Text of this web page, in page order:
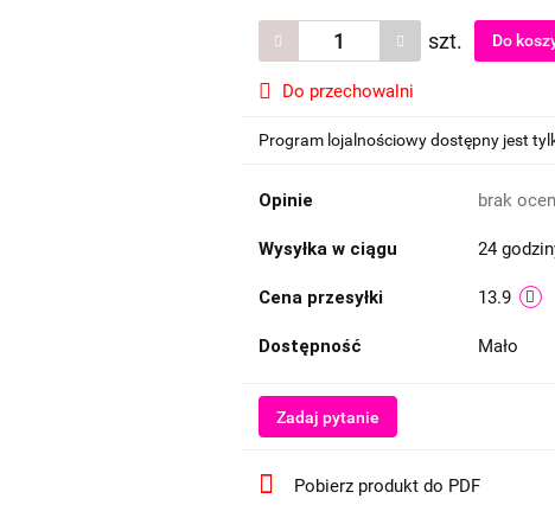
szt. Do
Do przechowalni
Program lojalnościowy dostępny jest
Opinie brak ocen
Wysyłka w ciągu 24
Cena przesyłki 13.9
Dostępność Mało
Zadaj pytanie
Pobierz produkt do PDF